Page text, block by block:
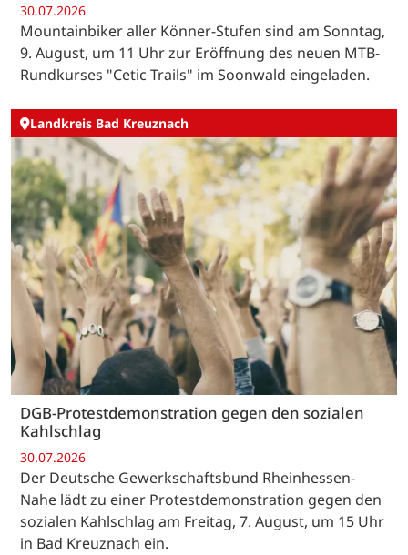
30.07.2026
Mountainbiker aller Könner-Stufen sind am Sonntag,
9. August, um 11 Uhr zur Eröffnung des neuen MTB-
Rundkurses "Cetic Trails" im Soonwald eingeladen.
Landkreis Bad Kreuznach
DGB-Protestdemonstration gegen den sozialen
Kahlschlag
30.07.2026
Der Deutsche Gewerkschaftsbund Rheinhessen-
Nahe lädt zu einer Protestdemonstration gegen den
sozialen Kahlschlag am Freitag, 7. August, um 15 Uhr
in Bad Kreuznach ein.